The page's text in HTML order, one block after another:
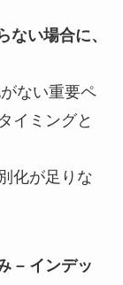
い場合に、
ない重要ペ
イミングと
化が足りな
– インデッ